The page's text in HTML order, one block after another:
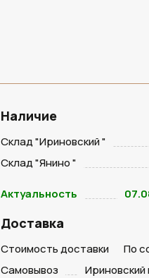
Наличие
Склад "Ириновский "
Склад "Янино "
Актуальность
Доставка
Стоимость доставки
По
Самовывоз
Ириновский